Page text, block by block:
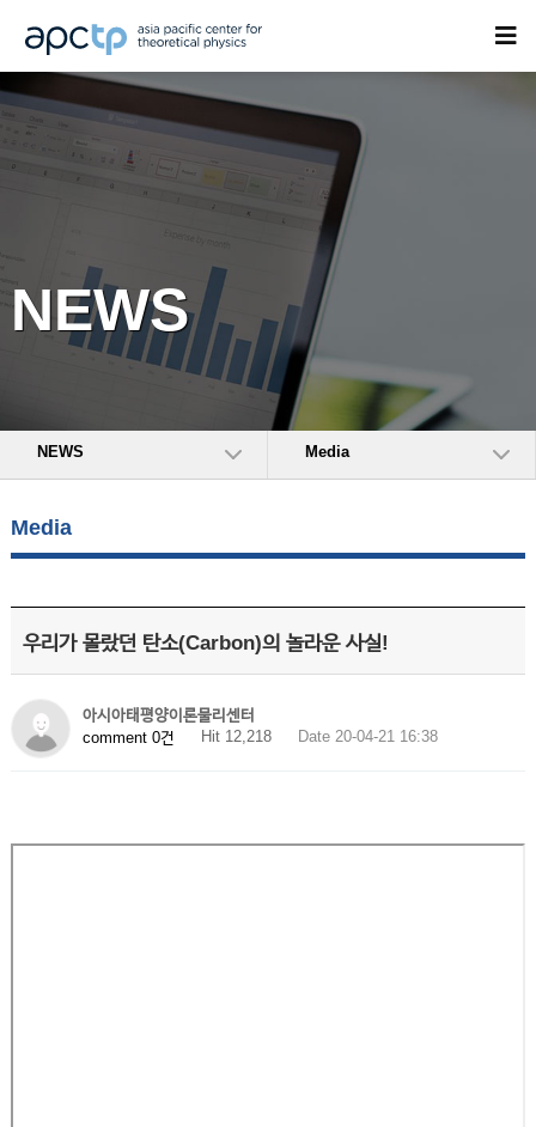
NEWS
NEWS Media
Media
우리가 몰랐던 탄소(Carbon)의 놀라운 사실!
아시아태평양이론물리센터
comment 0건
Hit 12,218 Date 20-04-21 16:38